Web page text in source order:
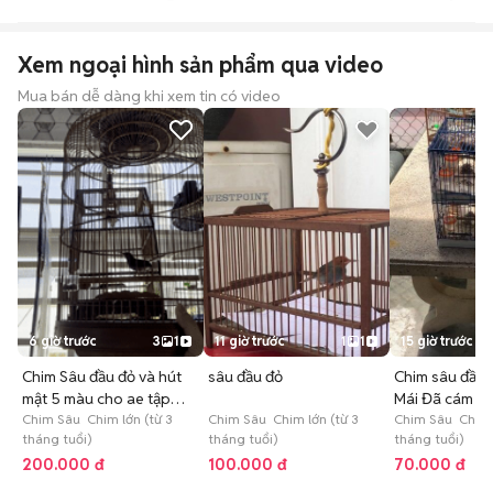
Xem ngoại hình sản phẩm qua video
Mua bán dễ dàng khi xem tin có video
6 giờ trước 3 1
Chim Sâu đầu đỏ và hút
mật 5 màu cho ae tập
chơi
Chim Sâu Chim lớn (từ 3
tháng tuổi)
200.000 đ
11 giờ trước 1 1
sâu đầu đỏ
Chim Sâu Chim lớn (từ 3
tháng tuổi)
100.000 đ
15 giờ trước
Chim sâu đầu
Mái Đã cám
Chim Sâu
tháng tuổi)
70.000 đ